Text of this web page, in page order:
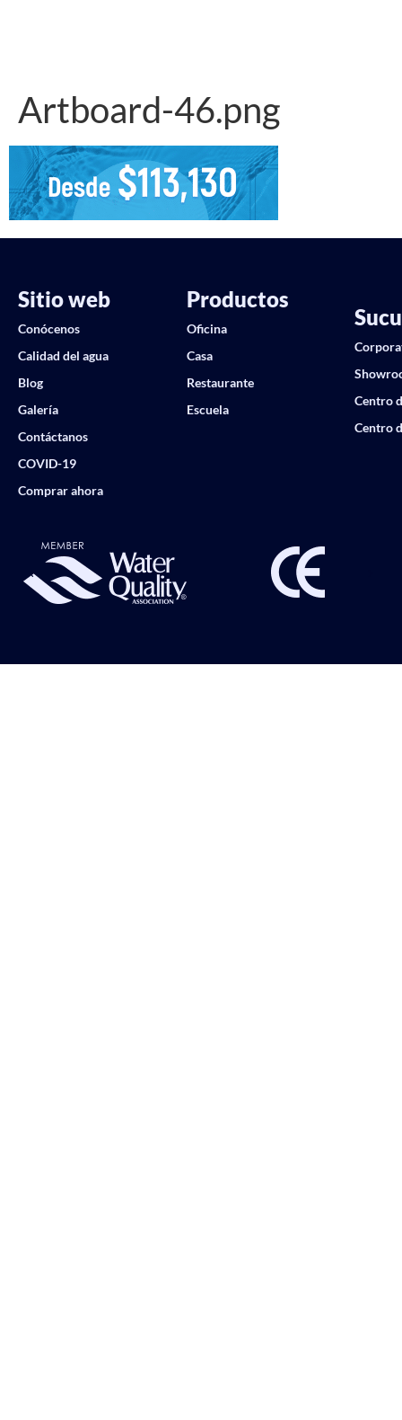
Artboard-46.png
Sitio web
Conócenos
Calidad del agua
Blog
Galería
Contáctanos
COVID-19
Comprar ahora
Productos
Oficina
Casa
Restaurante
Escuela
Centro
Centro